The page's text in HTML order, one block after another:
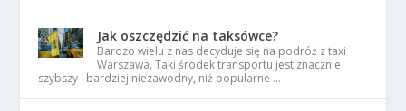
Jak oszczędzić na taksówce?
Bardzo wielu z nas decyduje się na podróż z taxi
Warszawa. Taki środek transportu jest znacznie
szybszy i bardziej niezawodny, niż popularne …